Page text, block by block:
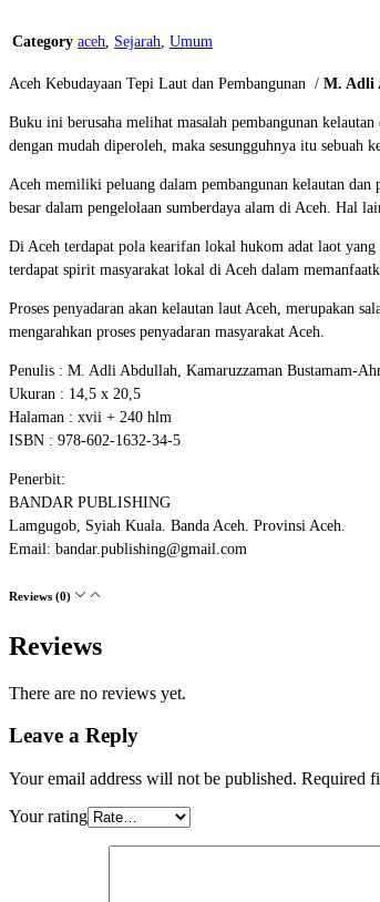
Category aceh Sejarah Umum
Aceh Kebudayaan Tepi Laut dan Pembangunan / M. Adli
Buku ini berusaha melihat masalah pembangunan
dengan mudah diperoleh, maka sesungguhnya itu sebuah
Aceh memiliki peluang dalam pembangunan kelautan
besar dalam pengelolaan sumberdaya alam di Aceh. Hal
Di Aceh terdapat pola kearifan lokal hukom adat laot yang
terdapat spirit masyarakat lokal di Aceh dalam
Proses penyadaran akan kelautan laut Aceh, merupakan
mengarahkan proses penyadaran masyarakat Aceh.
Penulis : M. Adli Abdullah, Kamaruzzaman Bustamam-
Ukuran : 14,5 x 20,5
Halaman : xvii + 240 hlm
ISBN : 978-602-1632-34-5
Penerbit:
BANDAR PUBLISHING
Lamgugob, Syiah Kuala. Banda Aceh. Provinsi Aceh.
Email: bandar.publishing@gmail.com
Reviews (0)
Reviews
There are no reviews yet.
Leave a Reply
Your email address will not be published. Required
Your rating